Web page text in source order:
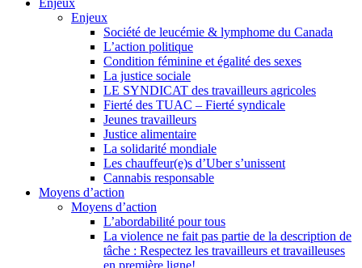
Enjeux
Enjeux
Société de leucémie & lymphome du Canada
L’action politique
Condition féminine et égalité des sexes
La justice sociale
LE SYNDICAT des travailleurs agricoles
Fierté des TUAC – Fierté syndicale
Jeunes travailleurs
Justice alimentaire
La solidarité mondiale
Les chauffeur(e)s d’Uber s’unissent
Cannabis responsable
Moyens d’action
Moyens d’action
L’abordabilité pour tous
La violence ne fait pas partie de la description de
tâche : Respectez les travailleurs et travailleuses